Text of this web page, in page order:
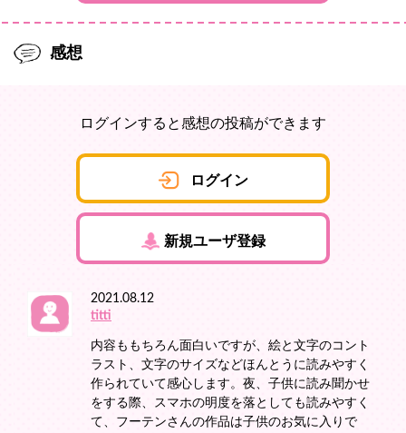
感想
ログインすると感想の投稿ができます
ログイン
新規ユーザ登録
2021.08.12
titti
内容ももちろん面白いですが、絵と文字のコント
ラスト、文字のサイズなどほんとうに読みやすく
作られていて感心します。夜、子供に読み聞かせ
をする際、スマホの明度を落としても読みやすく
て、フーテンさんの作品は子供のお気に入りで